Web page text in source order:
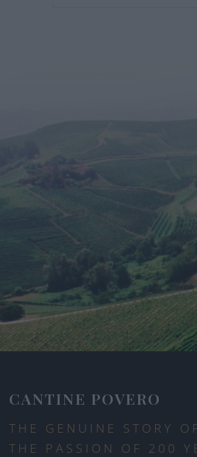
CANTINE POVERO
THE GENUINE STORY
THE PASSION OF 200